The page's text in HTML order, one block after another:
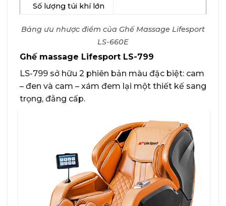
Số lượng túi khí lớn
Bảng ưu nhược điểm của Ghế Massage Lifesport
LS-660E
Ghế massage Lifesport LS-799
LS-799 sở hữu 2 phiên bản màu đặc biệt: cam
– đen và cam – xám đem lại một thiết kế sang
trọng, đằng cấp.